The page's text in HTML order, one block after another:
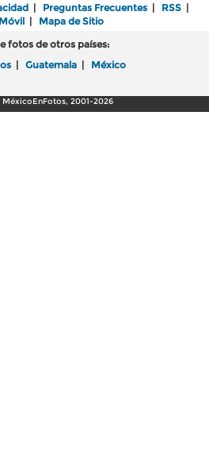
| Preguntas Frecuentes | RSS |
| Mapa de Sitio
fotos de otros países:
| Guatemala | México
2001-2026